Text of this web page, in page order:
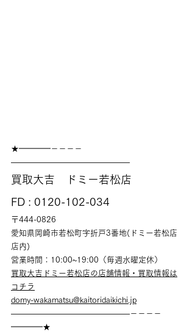
★━━━━－－－－
———————————————
買取大吉　ドミー若松店
FD : 0120-102-034
〒444-0826
愛知県岡崎市若松町字折戸3番地(ドミー若松店
店内)
営業時間：10:00~19:00（毎週水曜定休）
買取大吉ドミー若松店の店舗情報・買取情報は
コチラ
domy-wakamatsu@kaitoridaikichi.jp
———————————————－－－－
━━━━★